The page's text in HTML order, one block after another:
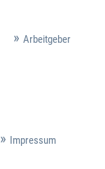
Arbeitgeber
Impressum